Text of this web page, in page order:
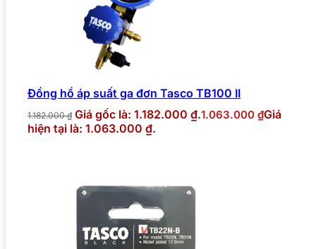
Đồng hồ áp suất ga đơn Tasco TB100 II
1.182.000₫ Giá gốc là: 1.182.000 ₫.1.063.000 ₫Giá
hiện tại là: 1.063.000 ₫.